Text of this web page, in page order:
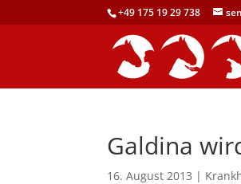
+49 175 19 29 738
Galdina
16. August 2013 |